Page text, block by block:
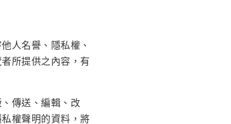
人名譽、隱私權、
所提供之內容，有
傳送、編輯、改
權聲明的資料，將